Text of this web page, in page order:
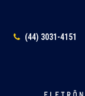
(44) 3031-4151